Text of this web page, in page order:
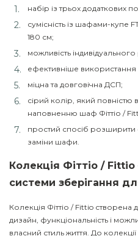
набір із трьох додаткових
сумісність із шафами-купе
180 см;
можливість
ефективніше
міцна та довговічна ДСП;
сірий колір, який повністю
наповненню шаф Фіттіо /
простий спосіб розширити
заміни шафи.
Колекція Фіттіо /
системи зберігання
Колекція Фіттіо / Fittio створена
дизайн, функціональність і
власний стиль життя. До